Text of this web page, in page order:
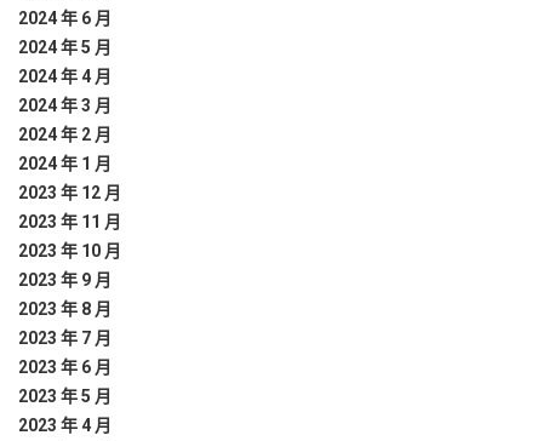
2024 年 6 月
2024 年 5 月
2024 年 4 月
2024 年 3 月
2024 年 2 月
2024 年 1 月
2023 年 12 月
2023 年 11 月
2023 年 10 月
2023 年 9 月
2023 年 8 月
2023 年 7 月
2023 年 6 月
2023 年 5 月
2023 年 4 月